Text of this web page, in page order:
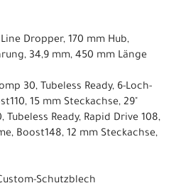
Dropper, 170 mm Hub,
34,9 mm, 450 mm Länge
30, Tubeless Ready, 6-Loch-
15 mm Steckachse, 29"
Ready, Rapid Drive 108,
Boost148, 12 mm Steckachse,
Schutzblech